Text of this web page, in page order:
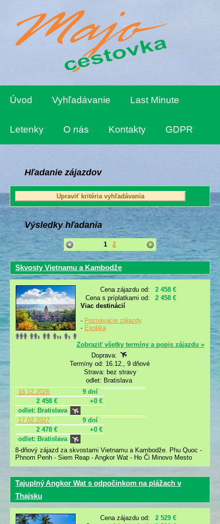
Úvod Vyhľadávanie Last Minute
Letenky O nás Kontakty GDPR
Hľadanie zájazdov
Výsledky hľadania
1 2
Skvosty Vietnamu a Kambodže
Cena zájazdu od:
2 458 €
Cena s príplatkami od:
2 458 €
Viac destinácií
- Poznávacie zájazdy
- Exotika
Zobraziť všetky termíny a popis zájazdu »
Doprava:
Termíny od: 16.12., 9 dňové
Strava: bez stravy
odlet: Bratislava
16.12.2026
9 dní
2 458 €
+0 €
odlet: Bratislava
17.02.2027
9 dní
2 478 €
+0 €
odlet: Bratislava
8-dňový zájazd za skvostami Vietnamu a Kambodže. Phu Quoc -
Phnom Penh - Siem Reap - Angkor Wat - Ho Či Minovo Mesto
Tajuplný Angkor Wat s odpočinkom na plážach v
Thajsku
Cena zájazdu od:
2 529 €